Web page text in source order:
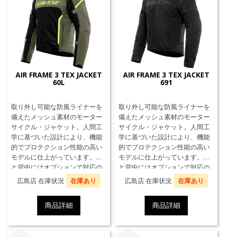
AIR FRAME 3 TEX JACKET
60L
取り外し可能な防風ライナーを
備えたメッシュ素材のモーター
サイクル・ジャケット。人間工
学に基づいた設計により、機能
的でプロテクション性能の高い
モデルに仕上がっています。胸
と背中にはオプションで対応の
プロテクターを装着することが
できます。また、防水の内ポケ
ット、EN17092クラスA認証、パ
ンツと接続可能なファスナーを
備えています。
広島店 在庫状況 在庫あり
商品詳細
AIR FRAME 3 TEX JACKET
691
取り外し可能な防風ライナーを
備えたメッシュ素材のモーター
サイクル・ジャケット。人間工
学に基づいた設計により、機能
的でプロテクション性能の高い
モデルに仕上がっています。胸
と背中にはオプションで対応の
プロテクターを装着することが
できます。また、防水の内ポケ
ット、EN17092クラスA認証、パ
ンツと接続可能なファスナーを
備えています。
広島店 在庫状況 在庫あり
商品詳細